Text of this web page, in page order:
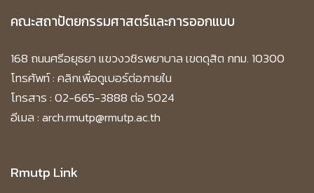
คณะสถาปัตยกรรมศาสตร์และการออกแบบ
168 ถนนศรีอยุธยา แขวงวชิรพยาบาล เขตดุสิต กทม. 10300
โทรศัพท์ :คลิกเพื่อดูเบอร์ต่อภายใน
โทรสาร : 02-665-3888 ต่อ 5024
อีเมล : arch.rmutp@rmutp.ac.th
Rmutp Link